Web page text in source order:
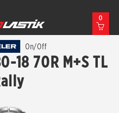
0
On/Off
18 70R M+S TL